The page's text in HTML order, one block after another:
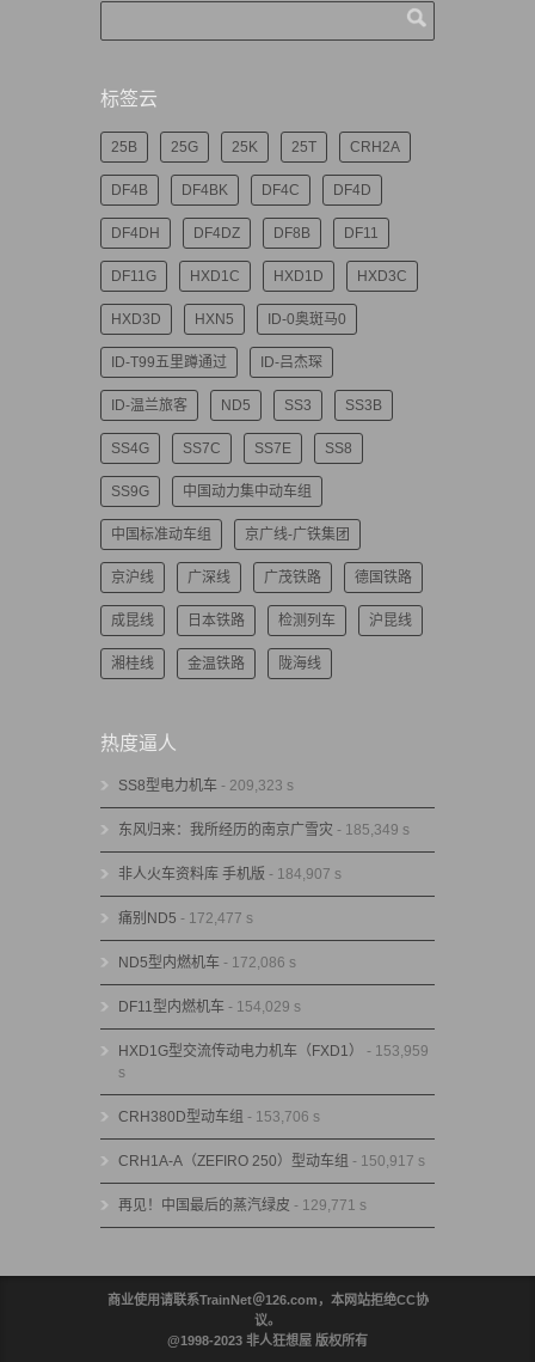
标签云
25B 25G 25K 25T CRH2A
DF4B DF4BK DF4C DF4D
DF4DH DF4DZ DF8B DF11
DF11G HXD1C HXD1D HXD3C
HXD3D HXN5 ID-0奥斑马0
ID-T99五里蹲通过 ID-吕杰琛
ID-温兰旅客 ND5 SS3 SS3B
SS4G SS7C SS7E SS8
SS9G 中国动力集中动车组
中国标准动车组 京广线-广铁集团
京沪线 广深线 广茂铁路 德国铁路
成昆线 日本铁路 检测列车 沪昆线
湘桂线 金温铁路 陇海线
热度逼人
SS8型电力机车 - 209,323 s
东风归来：我所经历的南京广雪灾 - 185,349 s
非人火车资料库 手机版 - 184,907 s
痛别ND5 - 172,477 s
ND5型内燃机车 - 172,086 s
DF11型内燃机车 - 154,029 s
HXD1G型交流传动电力机车（FXD1）
- 153,959
s
CRH380D型动车组 - 153,706 s
CRH1A-A（ZEFIRO 250）型动车组 - 150,917 s
再见！中国最后的蒸汽绿皮 - 129,771 s
商业使用请联系TrainNet＠126.com，本网站拒绝CC协
议。
@1998-2023 非人狂想屋 版权所有